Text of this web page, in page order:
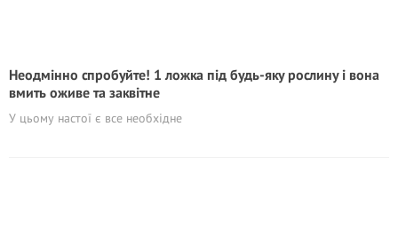
Неодмінно спробуйте! 1 ложка під будь-яку рослину і вона
вмить оживе та заквітне
У цьому настої є все необхідне